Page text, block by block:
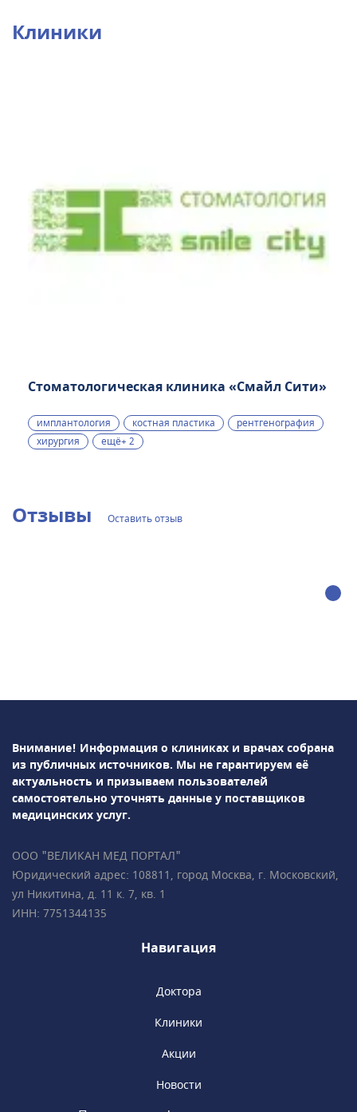
Клиники
Стоматологическая клиника «Смайл Сити»
имплантология костная пластика
рентгенография
хирургия
ещё+ 2
Отзывы Оставить отзыв
Внимание! Информация о клиниках и врачах собрана
из публичных источников. Мы не гарантируем её
актуальность и призываем пользователей
самостоятельно уточнять данные у поставщиков
медицинских услуг.
ООО "ВЕЛИКАН МЕД ПОРТАЛ"
Юридический адрес: 108811, город Москва, г. Московский,
ул Никитина, д. 11 к. 7, кв. 1
ИНН: 7751344135
Навигация
Доктора
Клиники
Акции
Новости